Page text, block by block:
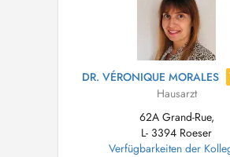
DR. VÉRONIQUE MORALES
Hausarzt
62A Grand-Rue,
L- 3394 Roeser
Verfügbarkeiten der